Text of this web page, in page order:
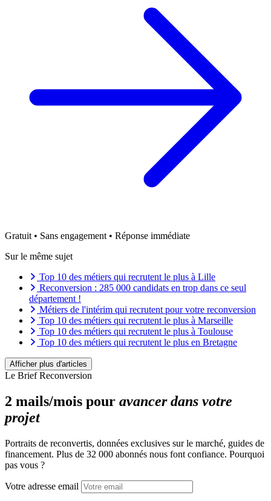
Gratuit • Sans engagement • Réponse immédiate
Sur le même sujet
Top 10 des métiers qui recrutent le plus à Lille
Reconversion : 285 000 candidats en trop dans ce seul
département !
Métiers de l'intérim qui recrutent pour votre reconversion
Top 10 des métiers qui recrutent le plus à Marseille
Top 10 des métiers qui recrutent le plus à Toulouse
Top 10 des métiers qui recrutent le plus en Bretagne
Top 10 des métiers qui recrutent le plus à Bordeaux
Top 15 des métiers qui recrutent le plus à Paris
Les 7 régions qui recruteront le plus d'ici 2030
27 métiers cadres qui recrutent en 2026
Quels métiers recruteront le plus d’ici 2030 ?
reconversion
Régions qui recrutent le plus en France en 2026
Liste officielle des métiers en tension en 2026
Ces 10 métiers qui recrutent le plus depuis le
déconfinement
Afficher plus d'articles
Le Brief Reconversion
2 mails/mois pour avancer dans votre
projet
Portraits de reconvertis, données exclusives sur le marché, guides de
financement. Plus de 32 000 abonnés nous font confiance. Pourquoi
pas vous ?
Votre adresse email